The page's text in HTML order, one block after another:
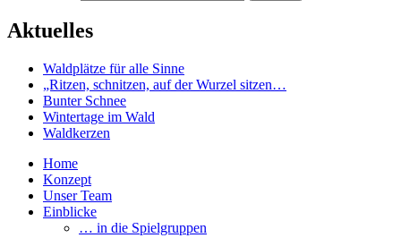
Aktuelles
Waldplätze für alle Sinne
„Ritzen, schnitzen, auf der Wurzel sitzen…
Bunter Schnee
Wintertage im Wald
Waldkerzen
Home
Konzept
Unser Team
Einblicke
… in die Spielgruppen